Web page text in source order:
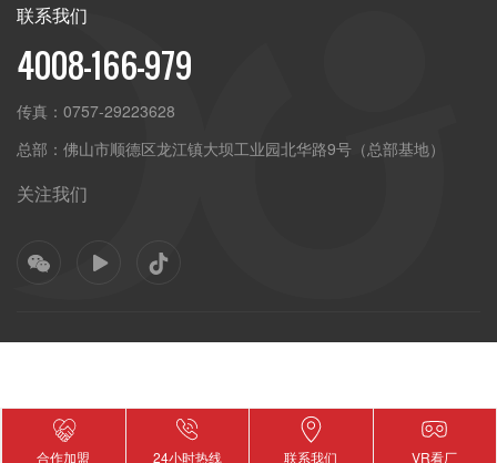
联系我们
4008-166-979
传真： 0757-29223628
总部： 佛山市顺德区龙江镇大坝工业园北华路9号（总部基地）
关注我们
合作加盟 24小时热线 联系我们 VR看厂
添加微信好友了解产品 添加微信